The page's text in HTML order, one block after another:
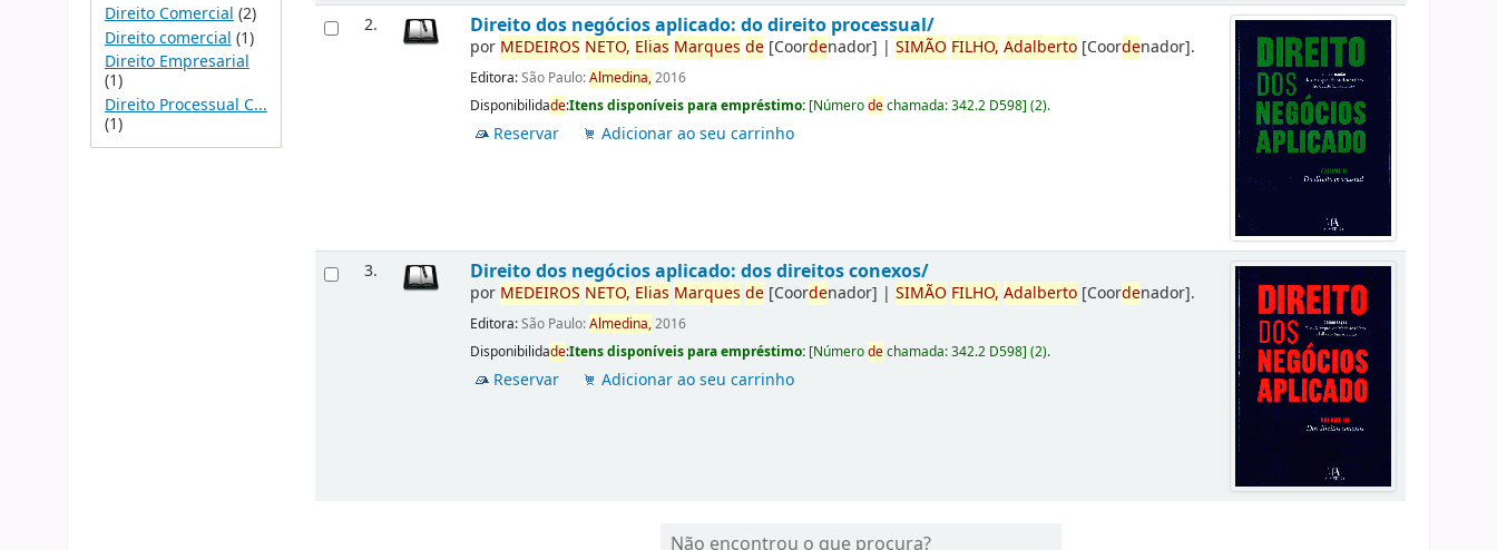
Direito Comercial (2)
Direito comercial (1)
Direito Empresarial
(1)
Direito Processual C...
(1)
2. Direito dos negócios aplicado: do direito processual/
por MEDEIROS NETO, Elias Marques de [Coordenador] |SIMÃO FILHO, Adalberto [Coordenador].
Editora:São Paulo:Almedina,2016
Disponibilidade:Itens disponíveis para empréstimo: [Númerodechamada:342.2 D598](2).
Reservar Adicionar ao seu carrinho
3. Direito dos negócios aplicado: dos direitos conexos/
por MEDEIROS NETO, Elias Marques de [Coordenador] |SIMÃO FILHO, Adalberto [Coordenador].
Editora:São Paulo:Almedina,2016
Disponibilidade:Itens disponíveis para empréstimo: [Númerodechamada:342.2 D598](2).
Reservar Adicionar ao seu carrinho